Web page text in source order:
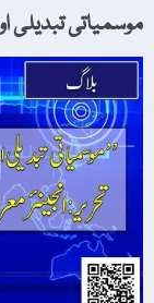
موسمیاتی تبدیلی